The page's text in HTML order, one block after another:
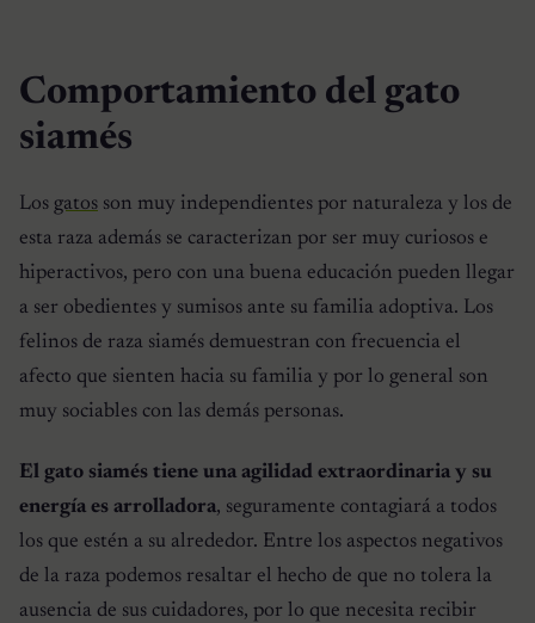
Comportamiento del gato
siamés
Los gatos son muy independientes por naturaleza y los de
esta raza además se caracterizan por ser muy curiosos e
hiperactivos, pero con una buena educación pueden llegar
a ser obedientes y sumisos ante su familia adoptiva. Los
felinos de raza siamés demuestran con frecuencia el
afecto que sienten hacia su familia y por lo general son
muy sociables con las demás personas.
El gato siamés tiene una agilidad extraordinaria y su
energía es arrolladora, seguramente contagiará a todos
los que estén a su alrededor. Entre los aspectos negativos
de la raza podemos resaltar el hecho de que no tolera la
ausencia de sus cuidadores, por lo que necesita recibir